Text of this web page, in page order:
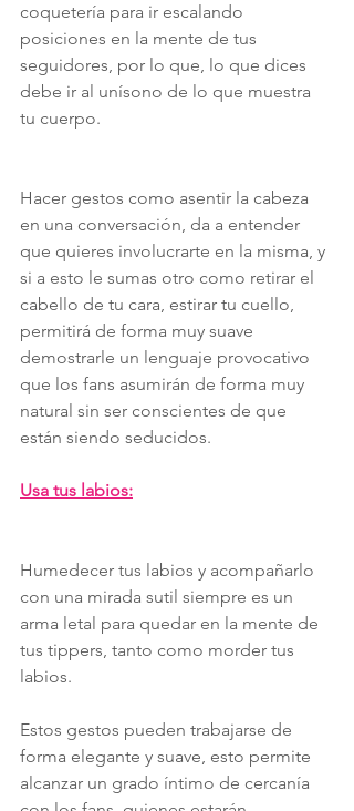
coquetería para ir escalando
posiciones en la mente de tus
seguidores, por lo que, lo que dices
debe ir al unísono de lo que muestra
tu cuerpo.
Hacer gestos como asentir la cabeza
en una conversación, da a entender
que quieres involucrarte en la misma, y
si a esto le sumas otro como retirar el
cabello de tu cara, estirar tu cuello,
permitirá de forma muy suave
demostrarle un lenguaje provocativo
que los fans asumirán de forma muy
natural sin ser conscientes de que
están siendo seducidos.
Usa tus labios:
Humedecer tus labios y acompañarlo
con una mirada sutil siempre es un
arma letal para quedar en la mente de
tus tippers, tanto como morder tus
labios.
Estos gestos pueden trabajarse de
forma elegante y suave, esto permite
alcanzar un grado íntimo de cercanía